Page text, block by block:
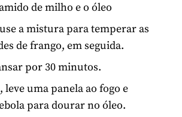
de milho e o óleo
a mistura para temperar as
de frango, em seguida.
por 30 minutos.
leve uma panela ao fogo e
para dourar no óleo.